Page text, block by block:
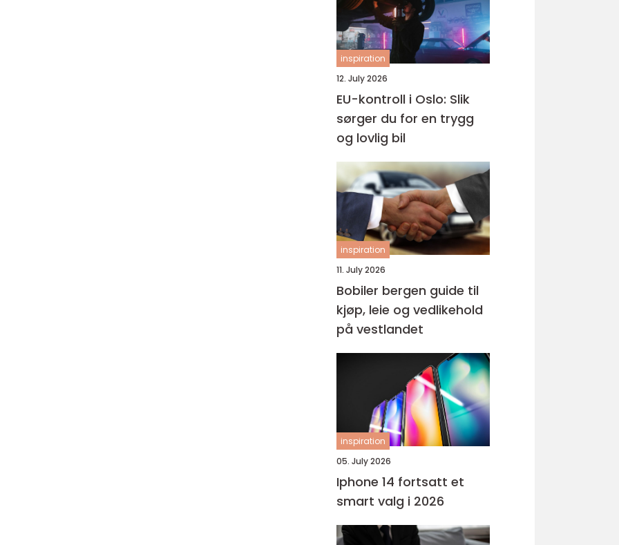
inspiration
12. July 2026
EU-kontroll i Oslo: Slik
sørger du for en trygg
og lovlig bil
inspiration
11. July 2026
Bobiler bergen guide til
kjøp, leie og vedlikehold
på vestlandet
inspiration
05. July 2026
Iphone 14 fortsatt et
smart valg i 2026